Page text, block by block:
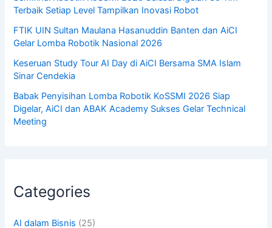
Terbaik Setiap Level Tampilkan Inovasi Robot
FTIK UIN Sultan Maulana Hasanuddin Banten dan AiCI
Gelar Lomba Robotik Nasional 2026
Keseruan Study Tour AI Day di AiCI Bersama SMA Islam
Sinar Cendekia
Babak Penyisihan Lomba Robotik KoSSMI 2026 Siap
Digelar, AiCI dan ABAK Academy Sukses Gelar Technical
Meeting
Categories
AI dalam Bisnis (25)